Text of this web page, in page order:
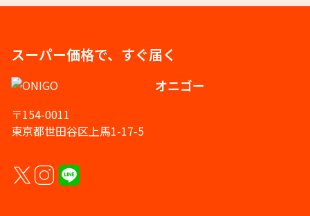
スーパー価格で、すぐ届く
オニゴー
〒154-0011
東京都世田谷区上馬1-17-5